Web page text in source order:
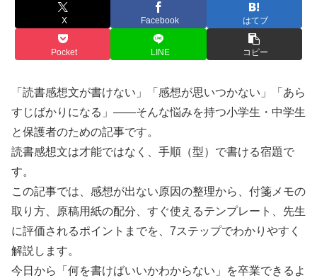
X Facebook はてブ
Pocket LINE コピー
「読書感想文が書けない」「感想が思いつかない」「あら
すじばかりになる」——そんな悩みを持つ小学生・中学生
と保護者のための記事です。
読書感想文は才能ではなく、手順（型）で書ける宿題で
す。
この記事では、感想が出ない原因の整理から、付箋メモの
取り方、原稿用紙の配分、すぐ使えるテンプレート、先生
に評価されるポイントまでを、7ステップでわかりやすく
解説します。
今日から「何を書けばいいかわからない」を卒業できるよ